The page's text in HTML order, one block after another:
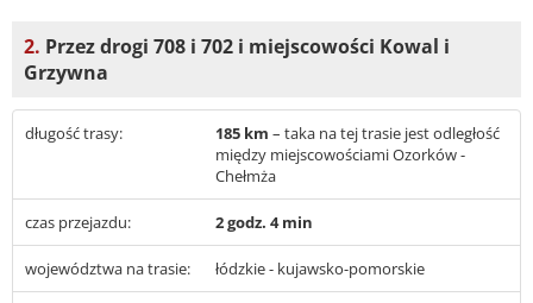
2. Przez drogi 708 i 702 i miejscowości Kowal i
Grzywna
długość trasy: 185 km – taka na tej trasie jest odległość
między miejscowościami Ozorków -
Chełmża
czas przejazdu: 2 godz. 4 min
województwa na trasie: łódzkie - kujawsko-pomorskie